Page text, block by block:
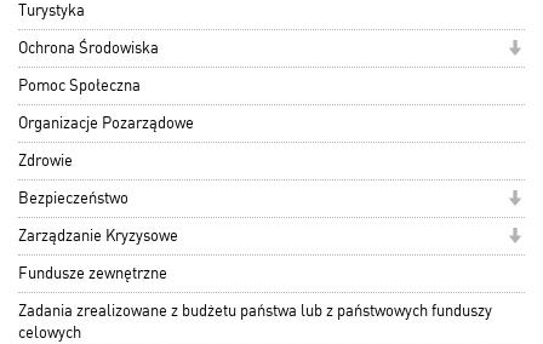
Turystyka
Ochrona Środowiska
Pomoc Społeczna
Organizacje Pozarządowe
Zdrowie
Bezpieczeństwo
Zarządzanie Kryzysowe
Fundusze zewnętrzne
Zadania zrealizowane z budżetu państwa lub z państwowych funduszy
celowych